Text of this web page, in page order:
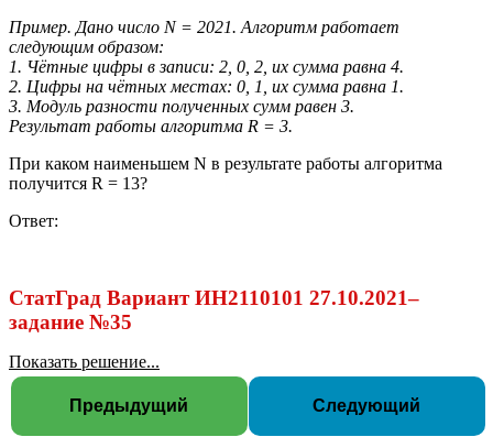
Пример. Дано число N = 2021. Алгоритм работает
следующим образом:
1. Чётные цифры в записи: 2, 0, 2, их сумма равна 4.
2. Цифры на чётных местах: 0, 1, их сумма равна 1.
3. Модуль разности полученных сумм равен 3.
Результат работы алгоритма R = 3.
При каком наименьшем N в результате работы алгоритма
получится R = 13?
Ответ:
СтатГрад Вариант ИН2110101 27.10.2021–
задание №35
Показать решение...
Предыдущий Следующий